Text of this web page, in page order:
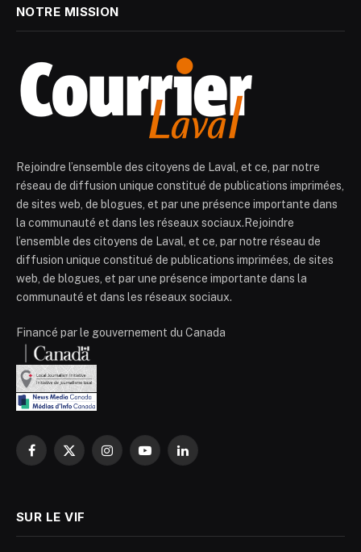
NOTRE MISSION
Rejoindre l’ensemble des citoyens de Laval, et ce, par notre
réseau de diffusion unique constitué de publications imprimées,
de sites web, de blogues, et par une présence importante dans
la communauté et dans les réseaux sociaux.Rejoindre
l’ensemble des citoyens de Laval, et ce, par notre réseau de
diffusion unique constitué de publications imprimées, de sites
web, de blogues, et par une présence importante dans la
communauté et dans les réseaux sociaux.
Financé par le gouvernement du Canada
Facebook
X
InstagramYouTubeLinkedIn
SUR LE VIF